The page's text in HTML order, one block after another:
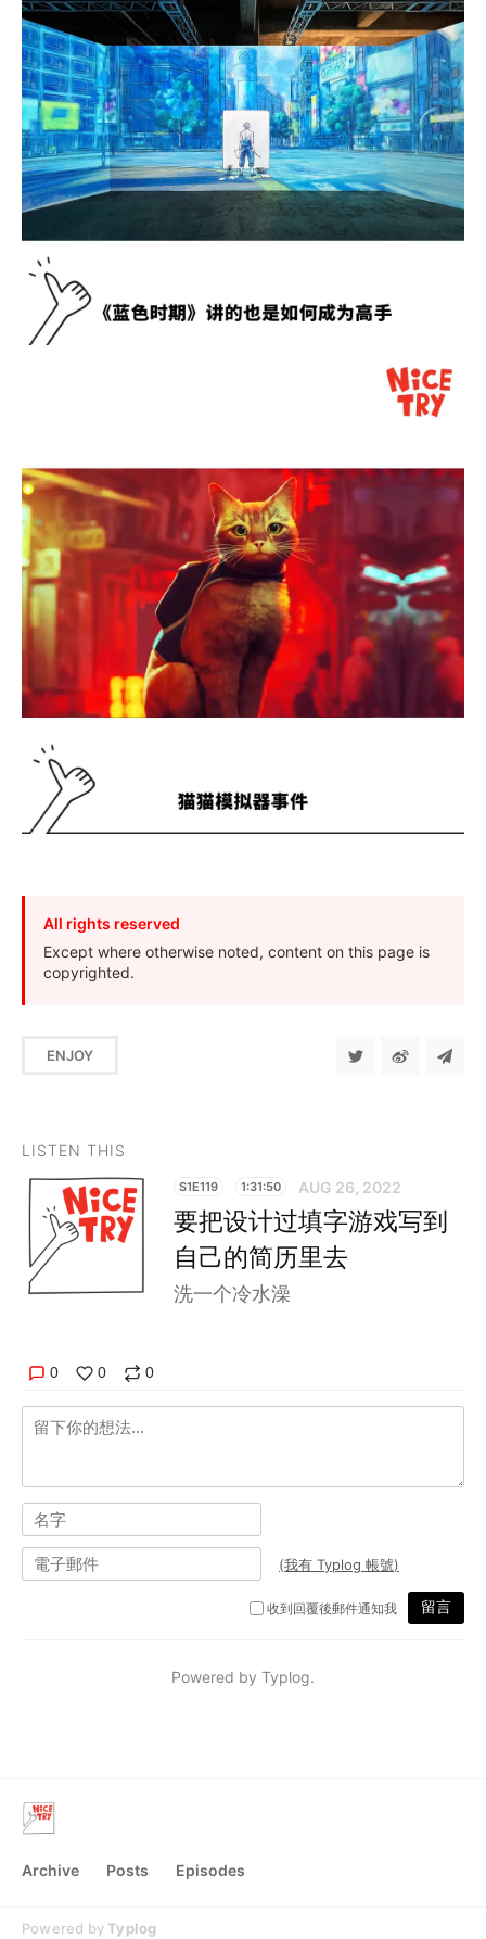
All rights reserved
Except where otherwise noted, content on this page is
copyrighted.
ENJOY
LISTEN THIS
S1E119 1:31:50 AUG 26, 2022
要把设计过填字游戏写到
自己的简历里去
洗一个冷水澡
Archive Posts Episodes
Powered byTyplog